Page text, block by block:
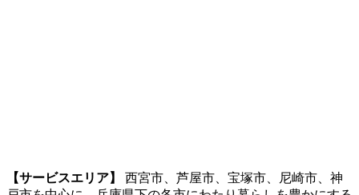
【サービスエリア】
西宮市、芦屋市、宝塚市、尼崎市、神